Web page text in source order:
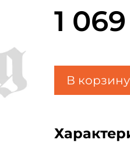
1
В корзину